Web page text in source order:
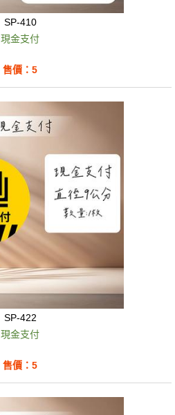
SP-410
現金支付
售價：5
SP-422
現金支付
售價：5